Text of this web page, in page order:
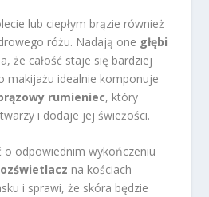
lub ciepłym brązie również
różu. Nadają one głębi
że całość staje się bardziej
makijażu idealnie komponuje
rumieniec, który
i dodaje jej świeżości.
o odpowiednim wykończeniu
na kościach
i sprawi, że skóra będzie